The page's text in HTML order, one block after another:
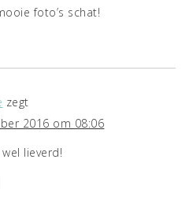
foto’s schat!
zegt
2016 om 08:06
lieverd!